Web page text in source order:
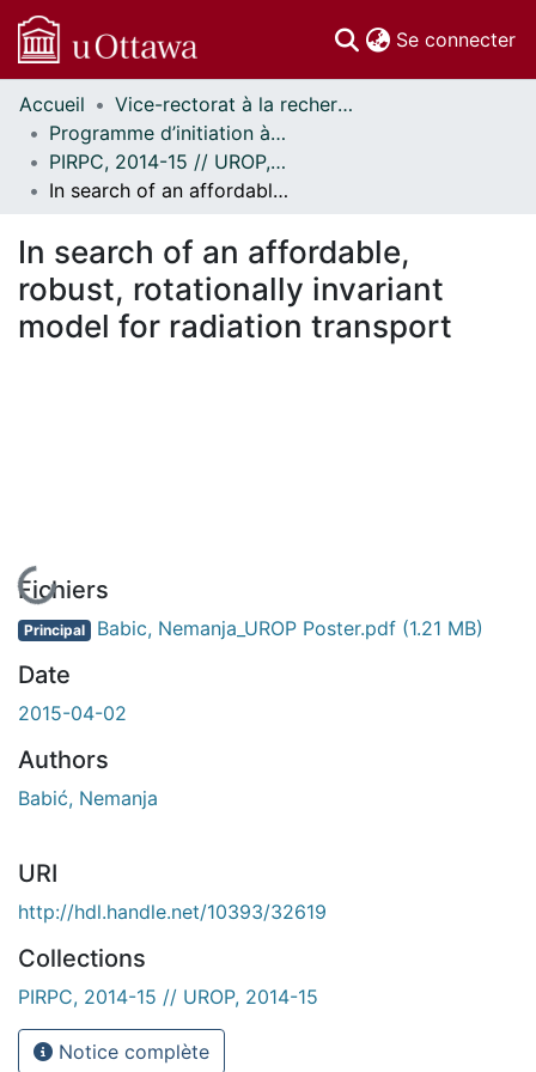
Se connecter
Communautés
et collections
Parcourir
Statistiques
À propos
Accueil
Vice-rectorat à la recherche // Office of the V-P, Research
Programme d’initiation à la recherche au premier cycle (PIRPC) // Undergraduate Research Opportunity Program (UROP)
PIRPC, 2014-15 // UROP, 2014-15
In search of an affordable, robust, rotationally invariant model for radiation transport
In search of an affordable,
robust, rotationally invariant
model for radiation transport
En cours de chargement...
Fichiers
Principal Babic, Nemanja_UROP Poster.pdf (1.21 MB)
Date
2015-04-02
Authors
Babić, Nemanja
URI
http://hdl.handle.net/10393/32619
Collections
PIRPC, 2014-15 // UROP, 2014-15
Notice complète